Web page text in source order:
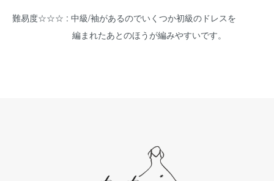
難易度☆☆☆ : 中級/袖があるのでいくつか初級のドレスを
編まれたあとのほうが編みやすいです。